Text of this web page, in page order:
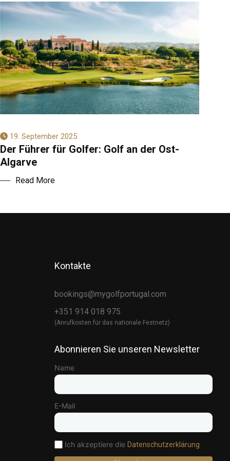
19. September 2025
Der Führer für Golfer: Golf an der Ost-
Algarve
Read More
Kontakte
bookings@mygolfportugal.com
+351 914 018 975
(Anrufkosten für das nationale Festnetz)
Abonnieren Sie unseren Newsletter
Name
E-Mail
Ich akzeptiere die Datenschutzerklärung